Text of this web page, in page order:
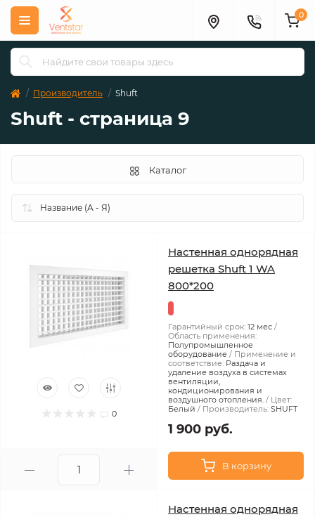
0
Производитель Shuft
Shuft - страница 9
Каталог
0
Настенная однорядная
решетка Shuft 1 WA
800*200
Гарантийный срок: 12 мес
Область применения:
Полупромышленное
оборудование
Применение и
соответствие: Раздача и
удаление воздуха в системах
вентиляции,
кондиционирования и
воздушного отопления.
Цвет:
Белый
Производитель: SHUFT
1 900 руб.
В корзину
Настенная однорядная